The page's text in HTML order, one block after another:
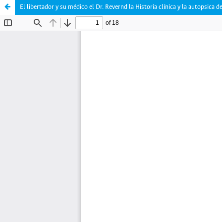
El libertador y su médico el Dr. Revernd la Historia clínica y la autopsica